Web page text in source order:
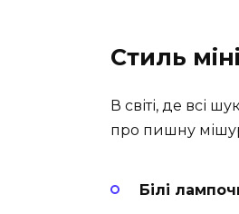
Стиль
В світі, де всі
про пишну
Білі